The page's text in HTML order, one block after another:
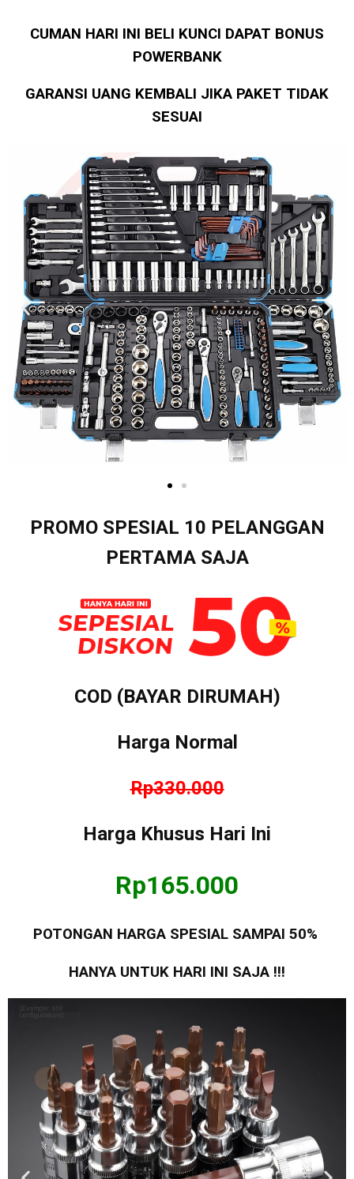
CUMAN HARI INI BELI KUNCI DAPAT BONUS
POWERBANK
GARANSI UANG KEMBALI JIKA PAKET TIDAK
SESUAI
PROMO SPESIAL 10 PELANGGAN
PERTAMA SAJA
COD (BAYAR DIRUMAH)
Harga Normal
Rp330.000
Harga Khusus Hari Ini
Rp165.000
POTONGAN HARGA SPESIAL SAMPAI 50%
HANYA UNTUK HARI INI SAJA !!!